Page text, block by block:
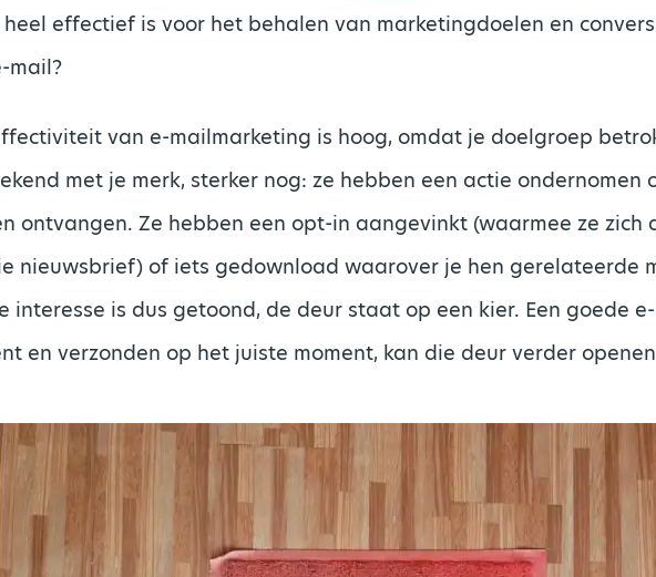
effectief is voor het behalen van marketingdoelen en
mail?
van e-mailmarketing is hoog, omdat je doelgroep
met je merk, sterker nog: ze hebben een actie ondernomen
ontvangen. Ze hebben een opt-in aangevinkt (waarmee ze zich
nieuwsbrief) of iets gedownload waarover je hen gerelateerde
interesse is dus getoond, de deur staat op een kier. Een goede
en verzonden op het juiste moment, kan die deur verder